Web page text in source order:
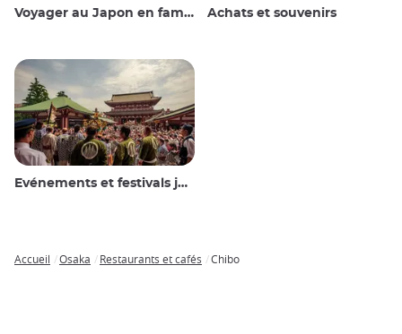
Voyager au Japon en famille Achats et souvenirs
Evénements et festivals japonais
Accueil Osaka Restaurants et cafés Chibo